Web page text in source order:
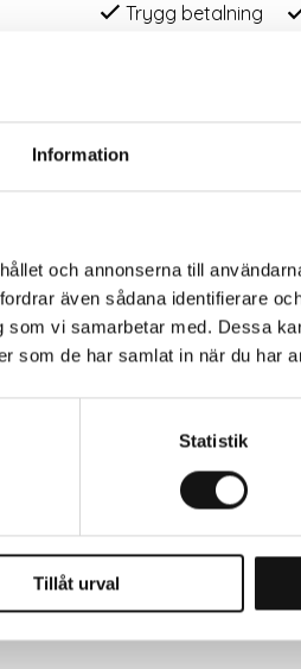
Information
och annonserna till
även sådana identifierare
vi samarbetar med. Dessa
som de har samlat in när du har
Statistik
Tillåt urval
Trygg betalning